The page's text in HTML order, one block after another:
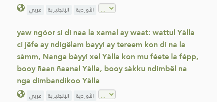
عربي الإنجليزية الأوردية
yaw ngóor si di naa la xamal ay waat: wattul Yàlla
ci jëfe ay ndigëlam bayyi ay tereem kon di na la
sàmm, Nanga bàyyi xel Yàlla kon mu féete la fépp,
booy ñaan ñaanal Yàlla, booy sàkku ndimbël na
nga dimbandikoo Yàlla
عربي الإنجليزية الأوردية